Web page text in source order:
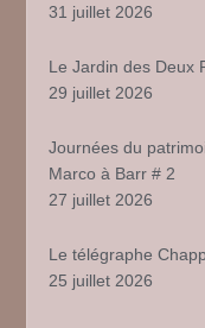
31 juillet 2026
Le Jardin des Deux
29 juillet 2026
Journées du
Marco à Barr # 2
27 juillet 2026
Le télégraphe
25 juillet 2026